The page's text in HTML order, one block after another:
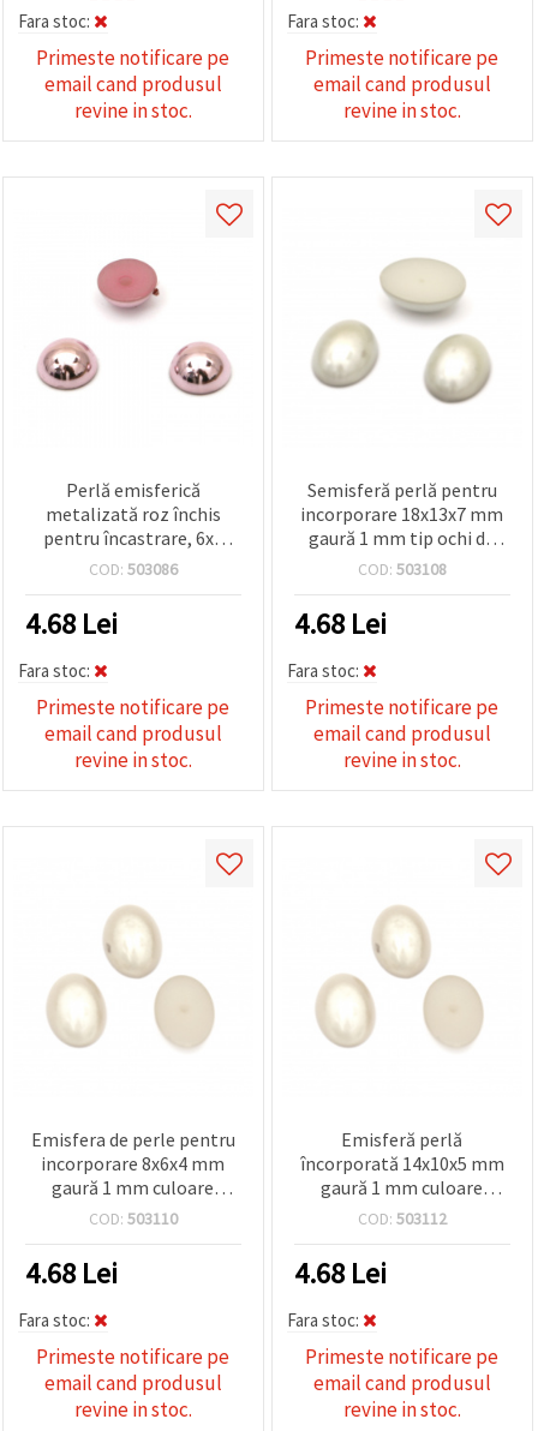
Fara stoc:
Primeste notificare pe
email cand produsul
revine in stoc.
Fara stoc:
Primeste notificare pe
email cand produsul
revine in stoc.
Perlă emisferică
metalizată roz închis
pentru încastrare, 6x3
mm, orificiu 1 mm,
COD: 503086
4.68 Lei
Fara stoc:
Primeste notificare pe
email cand produsul
revine in stoc.
Semisferă perlă pentru
incorporare 18x13x7 mm
gaură 1 mm tip ochi de
pisică gri gri - 10 bucăți
COD: 503108
4.68 Lei
Fara stoc:
Primeste notificare pe
email cand produsul
revine in stoc.
Emisfera de perle pentru
incorporare 8x6x4 mm
gaură 1 mm culoare
șampanie - 100 bucăți
COD: 503110
4.68 Lei
Fara stoc:
Primeste notificare pe
email cand produsul
revine in stoc.
Emisferă perlă
încorporată 14x10x5 mm
gaură 1 mm culoare
șampanie - 20 bucăți
COD: 503112
4.68 Lei
Fara stoc:
Primeste notificare pe
email cand produsul
revine in stoc.